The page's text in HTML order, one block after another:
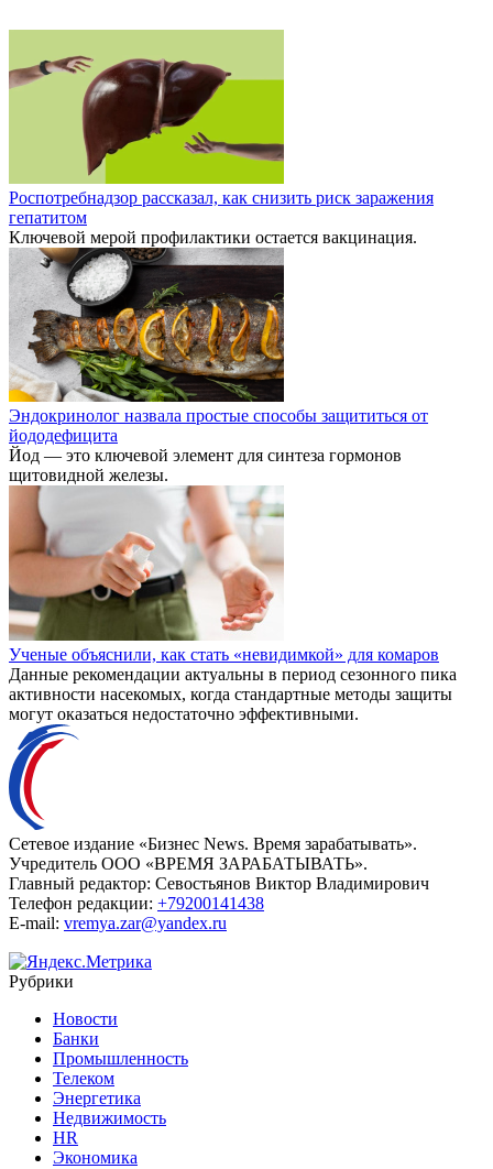
Роспотребнадзор рассказал, как снизить риск заражения
гепатитом
Ключевой мерой профилактики остается вакцинация.
Эндокринолог назвала простые способы защититься от
йододефицита
Йод — это ключевой элемент для синтеза гормонов
щитовидной железы.
Ученые объяснили, как стать «невидимкой» для комаров
Данные рекомендации актуальны в период сезонного пика
активности насекомых, когда стандартные методы защиты
могут оказаться недостаточно эффективными.
Сетевое издание «Бизнес News. Время зарабатывать».
Учредитель ООО «ВРЕМЯ ЗАРАБАТЫВАТЬ».
Главный редактор: Севостьянов Виктор Владимирович
Телефон редакции: +79200141438
E-mail: vremya.zar@yandex.ru
Рубрики
Новости
Банки
Промышленность
Телеком
Энергетика
Недвижимость
HR
Экономика